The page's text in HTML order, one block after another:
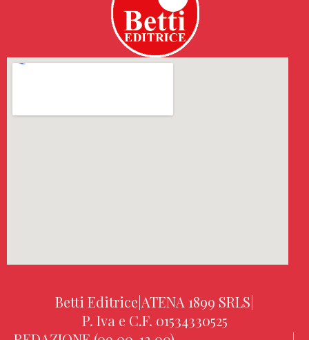
Betti Editrice|ATENA 1899 SRLS|
P. Iva e C.F. 01534330525